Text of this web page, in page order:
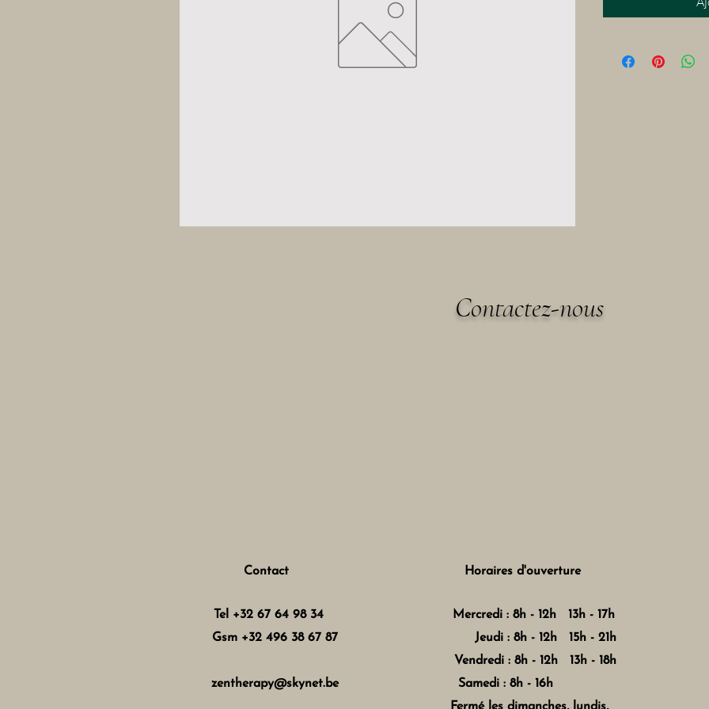
Contactez-nous
Contact
Tel +32 67 64 98 34
Gsm +32 496 38 67 87
zentherapy@skynet.be
Horaires d'ouverture
Mercredi : 8h - 12h 13h - 17h
Jeudi : 8h - 12h 15h - 21h
Vendredi : 8h - 12h 13h - 18h
Samedi : 8h - 16h